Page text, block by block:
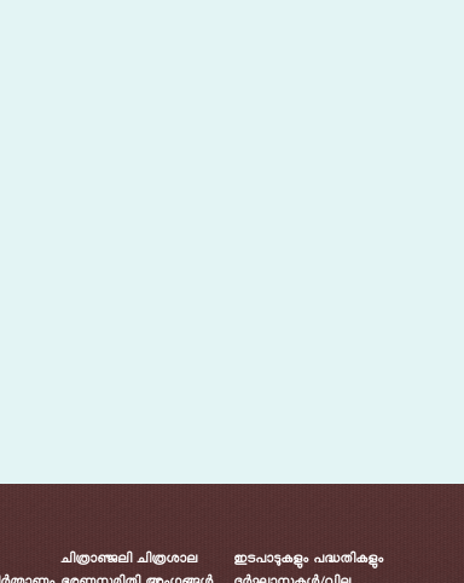
ചിത്രാഞ്ജലി ചിത്രശാല
ഇടപാടുകളും പദ്ധതികളും